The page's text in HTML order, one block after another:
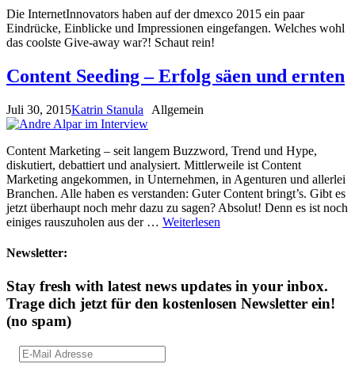
Die InternetInnovators haben auf der dmexco 2015 ein paar
Eindrücke, Einblicke und Impressionen eingefangen. Welches wohl
das coolste Give-away war?! Schaut rein!
Content Seeding – Erfolg säen und ernten
Juli 30, 2015Katrin Stanula Allgemein
Content Marketing – seit langem Buzzword, Trend und Hype,
diskutiert, debattiert und analysiert. Mittlerweile ist Content
Marketing angekommen, in Unternehmen, in Agenturen und allerlei
Branchen. Alle haben es verstanden: Guter Content bringt’s. Gibt es
jetzt überhaupt noch mehr dazu zu sagen? Absolut! Denn es ist noch
einiges rauszuholen aus der … Weiterlesen
Newsletter:
Stay fresh with latest news updates in your inbox.
Trage dich jetzt für den kostenlosen Newsletter ein!
(no spam)